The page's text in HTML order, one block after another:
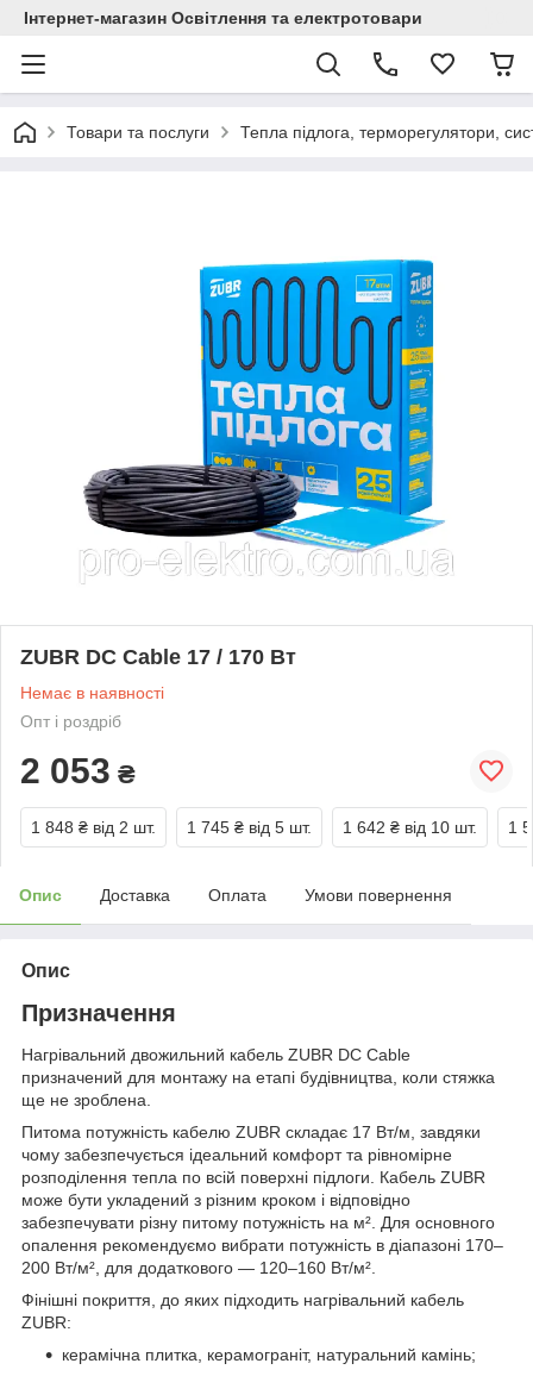
Інтернет-магазин Освітлення та електротовари
Товари та послуги Тепла підлога, терморегулятори,
ZUBR DC Cable 17 / 170 Вт
Немає в наявності
Опт і роздріб
2 053 ₴
1 848 ₴ від 2 шт. 1 745 ₴ від 5 шт. 1 642 ₴ від 10 шт. 1
Опис Доставка Оплата Умови повернення
Опис
Призначення
Нагрівальний двожильний кабель ZUBR DC Cable
призначений для монтажу на етапі будівництва, коли стяжка
ще не зроблена.
Питома потужність кабелю ZUBR складає 17 Вт/м, завдяки
чому забезпечується ідеальний комфорт та рівномірне
розподілення тепла по всій поверхні підлоги. Кабель ZUBR
може бути укладений з різним кроком і відповідно
забезпечувати різну питому потужність на м². Для основного
опалення рекомендуємо вибрати потужність в діапазоні 170–
200 Вт/м², для додаткового — 120–160 Вт/м².
Фінішні покриття, до яких підходить нагрівальний кабель
ZUBR:
керамічна плитка, керамограніт, натуральний камінь;